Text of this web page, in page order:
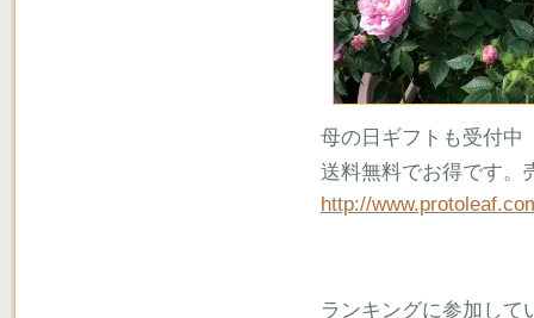
母の日ギフトも受付中
送料無料でお得です。
http://
ランキングに参加して